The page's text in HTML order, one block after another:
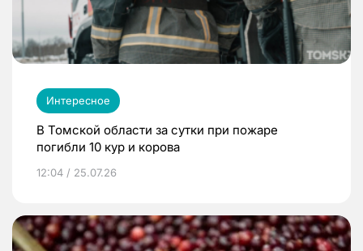
Интересное
В Томской области за сутки при пожаре
погибли 10 кур и корова
12:04 / 25.07.26